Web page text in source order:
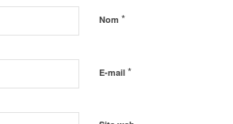
Nom *
E-mail *